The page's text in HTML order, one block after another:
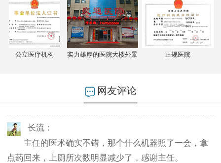
公立医疗机构 实力雄厚的医院大楼外景 正规医院
网友评论
小李：
医院环境不错，就是人有点多，多亏手机预约了，
不然排队都要排好久…
长流：
主任的医术确实不错，那个什么机器照了一会，拿
点药回来，上厕所次数明显减少了，感谢主任。